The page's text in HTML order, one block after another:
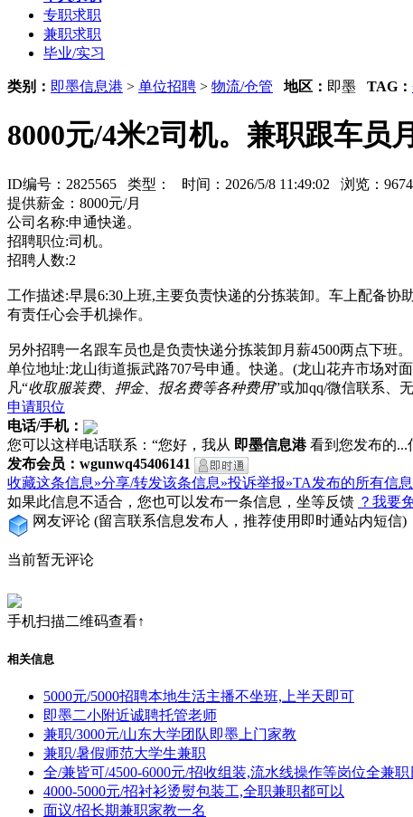
专职求职
兼职求职
毕业/实习
类别： 即墨信息港 > 单位招聘 > 物流/仓管 地区： 即墨 TAG：
8000元/4米2司机。兼职跟车员
ID编号：2825565 类型： 时间：2026/5/8 11:49:02 浏览：
提供薪金：8000元/月
公司名称:申通快递。
招聘职位:司机。
招聘人数:2
工作描述:早晨6:30上班,主要负责快递的分拣装卸。车上配备
有责任心会手机操作。
另外招聘一名跟车员也是负责快递分拣装卸月薪4500两点下班。
单位地址:龙山街道振武路707号申通。快递。(龙山花卉市场对
凡“收取服装费、押金、报名费等各种费用”或加qq/微信联系、
申请职位
电话/手机：
您可以这样电话联系：“您好，我从 即墨信息港看到您发布的...
发布会员：wgunwq45406141
收藏这条信息»分享/转发该条信息»投诉举报»TA发布的所有信
如果此信息不适合，您也可以发布一条信息，坐等反馈 ？我要
网友评论 (留言联系信息发布人，推荐使用即时通站内短信)
当前暂无评论
手机扫描二维码查看↑
相关信息
5000元/5000招聘本地生活主播不坐班,上半天即可
即墨二小附近诚聘托管老师
兼职/3000元/山东大学团队即墨上门家教
兼职/暑假师范大学生兼职
全/兼皆可/4500-6000元/招收组装,流水线操作等岗位全兼职
4000-5000元/招衬衫烫熨包装工,全职兼职都可以
面议/招长期兼职家教一名